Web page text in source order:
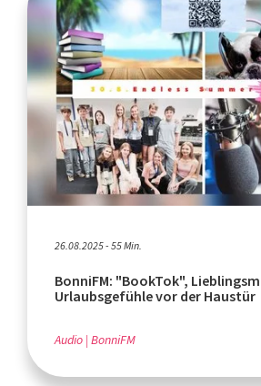
26.08.2025 - 55 Min.
BonniFM: "BookTok",
Urlaubsgefühle vor der Haustür
Audio BonniFM